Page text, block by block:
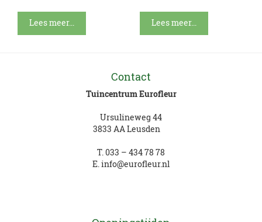
Lees meer... Lees meer...
Contact
Tuincentrum Eurofleur
Ursulineweg 44
3833 AA Leusden
T. 033 – 434 78 78
E. info@eurofleur.nl